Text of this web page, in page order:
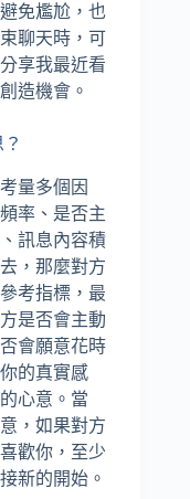
免尷尬，也
聊天時，可
享我最近看
造機會。
量多個因
率、是否主
訊息內容積
，那麼對方
考指標，最
是否會主動
會願意花時
的真實感
心意。當
，如果對方
歡你，至少
新的開始。